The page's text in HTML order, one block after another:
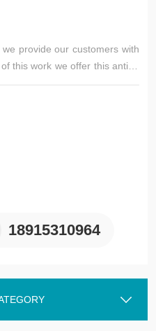
provide our customers with
this work we offer this antibo
18915310964